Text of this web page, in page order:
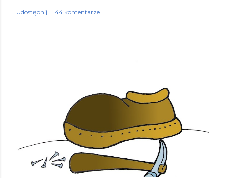
Udostępnij 44 komentarze